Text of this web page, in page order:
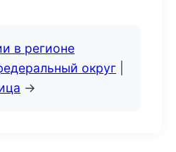
в регионе
округ
→